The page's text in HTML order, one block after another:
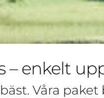
– enkelt
Våra